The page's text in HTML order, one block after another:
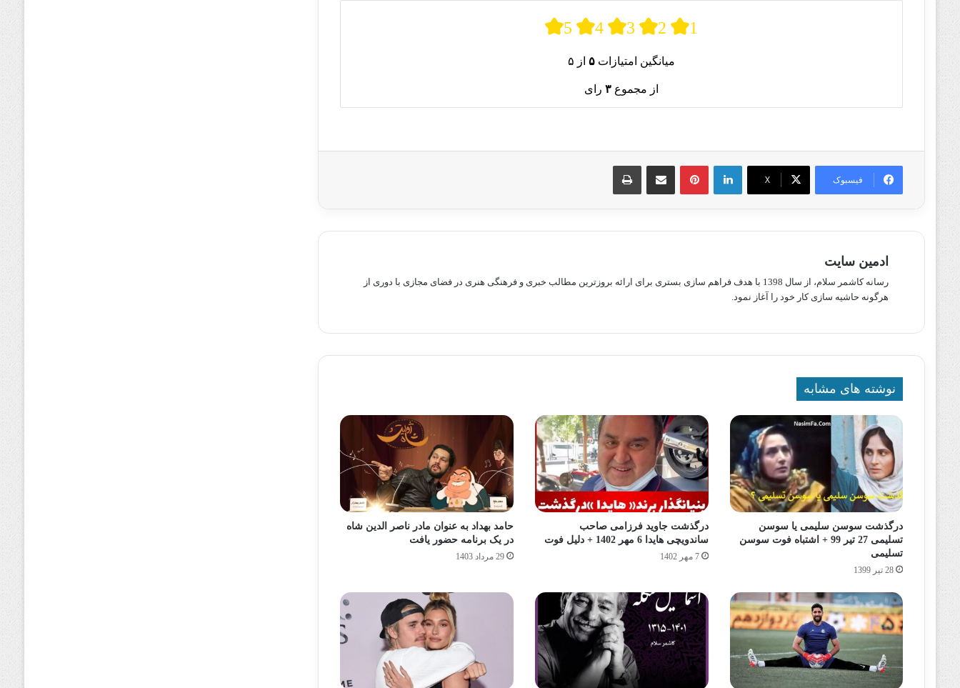
5 4 3 2 1
میانگین امتیازات ۵ از ۵
از مجموع ۳ رای
فیسبوک X
لینکدین پینترستاشتراک گذاری از طریق ایمیل چاپ
ادمین سایت
رسانه کاشمر سلام، از سال 1398 با هدف فراهم سازی بستری برای ارائه بروزترین مطالب خبری و فرهنگی هنری در فضای مجازی با دوری از
هرگونه حاشیه سازی کار خود را آغاز نمود.
نوشته های مشابه
درگذشت سوسن سلیمی یا سوسن
تسلیمی 27 تیر 99 + اشتباه فوت سوسن
تسلیمی
28 تیر 1399
درگذشت جاوید فرزامی صاحب
ساندویچی هایدا 6 مهر 1402 + دلیل فوت
7 مهر 1402
حامد بهداد به عنوان مادر ناصر الدین شاه
در یک برنامه حضور یافت
29 مرداد 1403